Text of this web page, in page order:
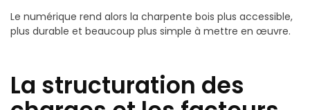
Le numérique rend alors la charpente bois plus accessible,
plus durable et beaucoup plus simple à mettre en œuvre.
La structuration des